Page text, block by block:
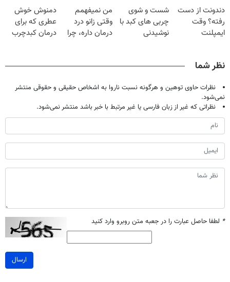
میلیون تومان!!!
خانگی
رایگان+پرداخت
اقساطی😍
دندونت از دست
رفته؟ وقت
ایمپلنت
شست و شوی
چربی های کبد با
نوشیدنی
من نمیفهمم
وقتی زانو درد
درمان داره، چرا
دمنوش خوش
عطری که برای
درمان کبدچرب
نظر شما
نظرات حاوی توهین و هرگونه نسبت ناروا به اشخاص حقیقی و حقوقی منتشر
نمی‌شود.
نظراتی که غیر از زبان فارسی یا غیر مرتبط با خبر باشد منتشر نمی‌شود.
* لطفا حاصل عبارت را در جعبه متن روبرو وارد کنید
ارسال